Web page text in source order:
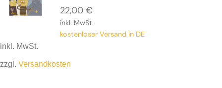
22,00 €
inkl. MwSt.
kostenloser Versand in DE
inkl. MwSt.
zzgl. Versandkosten